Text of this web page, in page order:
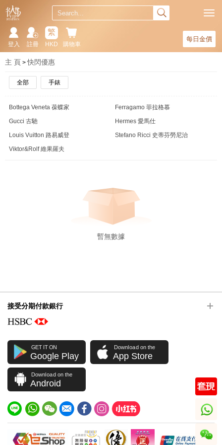
每日金價
購物車
繁
HKD
註冊
登入
主 頁 快閃優惠
全部 手錶
Bottega Veneta 葆蝶家
Ferragamo 菲拉格慕
Gucci 古馳
Hermes 愛馬仕
Louis Vuitton 路易威登
Stefano Ricci 史蒂芬勞尼治
Viktor&Rolf 維果羅夫
暫無數據
接受分期付款銀行
GET IT ON
Google Play
Download on the
App Store
Download on the
Android
whatsapp